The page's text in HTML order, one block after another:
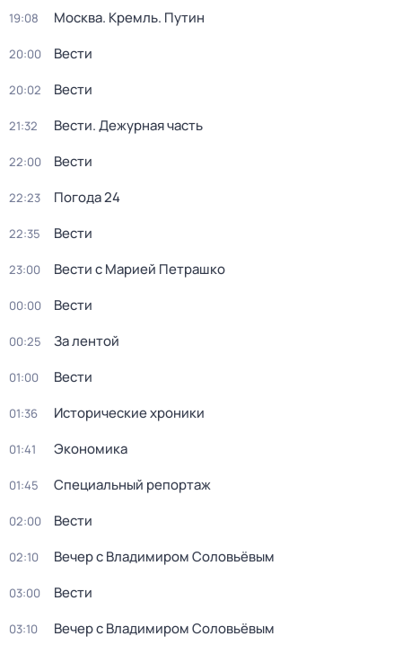
19:08 Москва. Кремль. Путин
20:00 Вести
20:02 Вести
21:32 Вести. Дежурная часть
22:00 Вести
22:23 Погода 24
22:35 Вести
23:00 Вести с Марией Петрашко
00:00 Вести
00:25 За лентой
01:00 Вести
01:36 Исторические хроники
01:41 Экономика
01:45 Специальный репортаж
02:00 Вести
02:10 Вечер с Владимиром Соловьёвым
03:00 Вести
03:10 Вечер с Владимиром Соловьёвым